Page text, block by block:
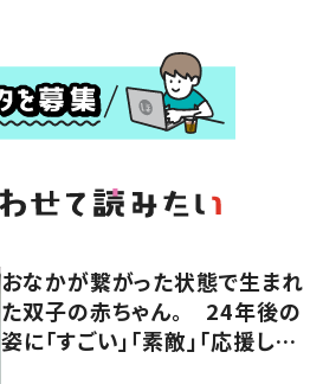
おなかが繋がった状態で生まれ
た双子の赤ちゃん。 24年後の
姿に「すごい」「素敵」「応援して